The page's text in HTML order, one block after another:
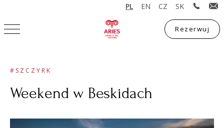
PL EN CZ SK
Rezerwuj
Rezerwuj
#SZCZYRK
Weekend w Beskidach